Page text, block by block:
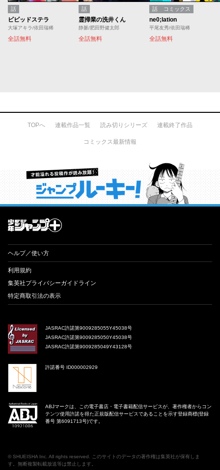
話
ビビッドステラ
大塚アキラ/依田瑞稀
全話無料
話
霊掃業の洗井くん
静脈/肥田野健太郎
全話無料
話 コミックス
ne0;lation
平尾友秀/依田瑞稀
全話無料
TOPへ 連載作品一覧 読み切りシリーズ 連載終了作品
コミックス最新情報
才能溢れる投稿作が読み放題！ ジャンプルーキー！
ヘルプ／使い方
利用規約
集英社プライバシーガイドライン
特定商取引法の表示
JASRAC許諾第9009285055Y45038号
JASRAC許諾第9009285050Y45038号
JASRAC許諾第9009285049Y43128号
許諾番号 ID000002929
ABJマークは、この電子書店・電子書籍配信サービスが、著作権者からコン
テンツ使用許諾を得た正規版配信サービスであることを示す登録商標(登録
番号 第6091713号)です。
© SHUEISHA Inc . All rights reserved. このサイトのデータの著作権は集英社が保有しま
す。無断複製転載放送等は禁止します。